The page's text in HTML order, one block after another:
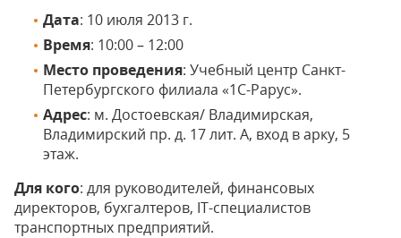
Дата: 10 июля 2013 г.
Время: 10:00 – 12:00
Место проведения: Учебный центр Санкт-
Петербургского филиала «1С-Рарус».
Адрес: м. Достоевская/ Владимирская,
Владимирский пр. д. 17 лит. А, вход в арку, 5
этаж.
Для кого: для руководителей, финансовых
директоров, бухгалтеров, IT-специалистов
транспортных предприятий.